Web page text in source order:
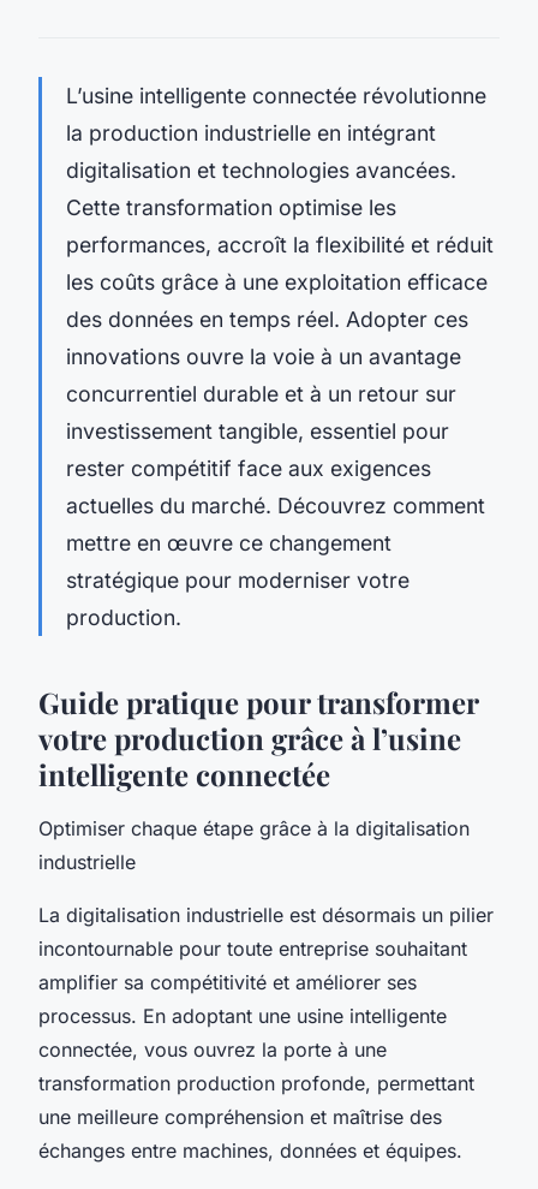
L’usine intelligente connectée révolutionne
la production industrielle en intégrant
digitalisation et technologies avancées.
Cette transformation optimise les
performances, accroît la flexibilité et réduit
les coûts grâce à une exploitation efficace
des données en temps réel. Adopter ces
innovations ouvre la voie à un avantage
concurrentiel durable et à un retour sur
investissement tangible, essentiel pour
rester compétitif face aux exigences
actuelles du marché. Découvrez comment
mettre en œuvre ce changement
stratégique pour moderniser votre
production.
Guide pratique pour transformer
votre production grâce à l’usine
intelligente connectée
Optimiser chaque étape grâce à la digitalisation
industrielle
La digitalisation industrielle est désormais un pilier
incontournable pour toute entreprise souhaitant
amplifier sa compétitivité et améliorer ses
processus. En adoptant une usine intelligente
connectée, vous ouvrez la porte à une
transformation production profonde, permettant
une meilleure compréhension et maîtrise des
échanges entre machines, données et équipes.